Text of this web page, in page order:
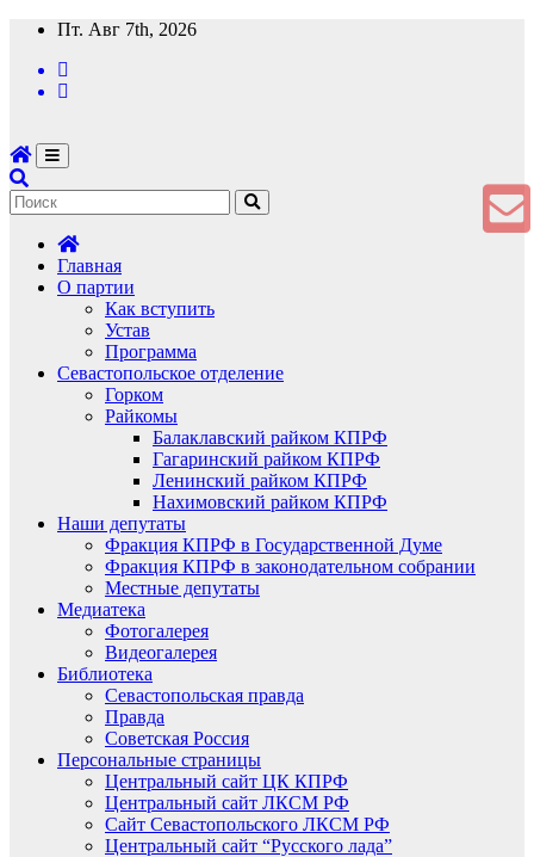
Перейти
содержимому
Пт. Авг 7th, 2026
Главная
О партии
Как вступить
Устав
Программа
Севастопольское отделение
Горком
Райкомы
Балаклавский райком КПРФ
Гагаринский райком КПРФ
Ленинский райком КПРФ
Нахимовский райком КПРФ
Наши депутаты
Фракция КПРФ в Государственной Думе
Фракция КПРФ в законодательном собрании
Местные депутаты
Медиатека
Фотогалерея
Видеогалерея
Библиотека
Севастопольская правда
Правда
Советская Россия
Персональные страницы
Центральный сайт ЦК КПРФ
Центральный сайт ЛКСМ РФ
Сайт Севастопольского ЛКСМ РФ
Центральный сайт “Русского лада”